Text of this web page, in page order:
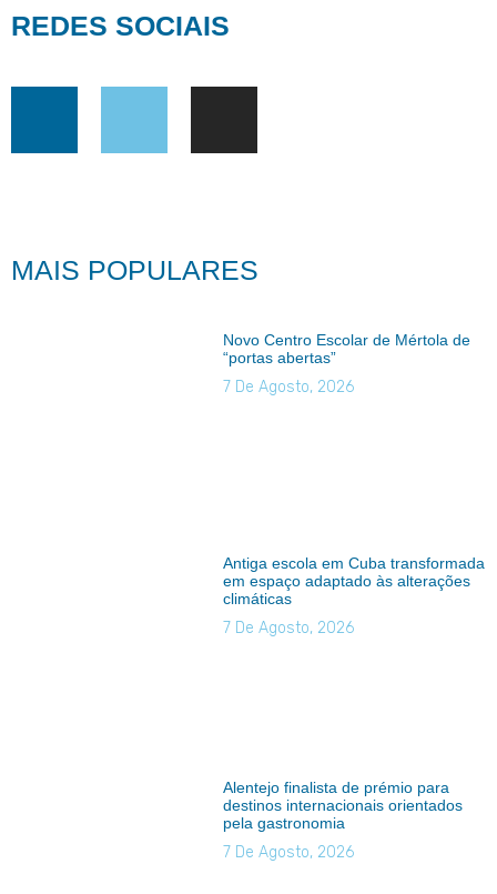
REDES SOCIAIS
MAIS POPULARES
Novo Centro Escolar de Mértola de
“portas abertas”
7 De Agosto, 2026
Antiga escola em Cuba transformada
em espaço adaptado às alterações
climáticas
7 De Agosto, 2026
Alentejo finalista de prémio para
destinos internacionais orientados
pela gastronomia
7 De Agosto, 2026